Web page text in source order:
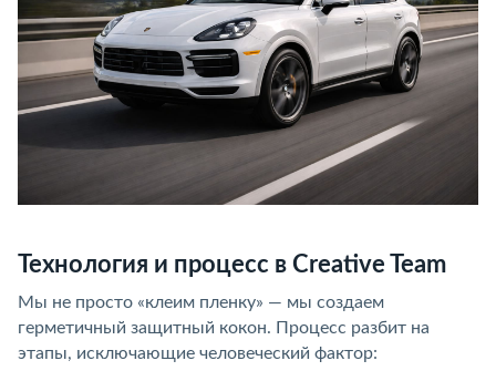
Технология и процесс в Creative Team
Мы не просто «клеим пленку» — мы создаем
герметичный защитный кокон. Процесс разбит на
этапы, исключающие человеческий фактор: